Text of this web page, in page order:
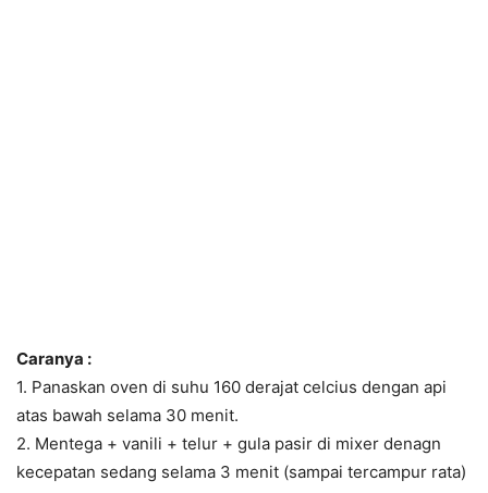
Caranya :
1. Panaskan oven di suhu 160 derajat celcius dengan api
atas bawah selama 30 menit.
2. Mentega + vanili + telur + gula pasir di mixer denagn
kecepatan sedang selama 3 menit (sampai tercampur rata)